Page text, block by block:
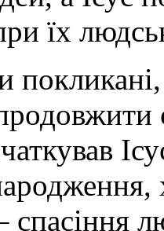
їх
спасіння